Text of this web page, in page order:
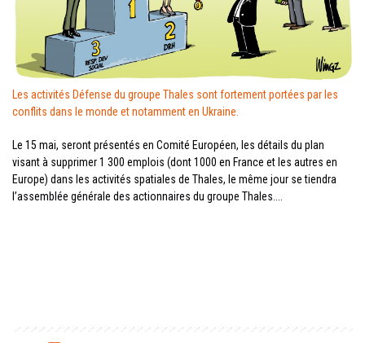
Les activités Défense du groupe Thales sont fortement portées par les
conflits dans le monde et notamment en Ukraine.
Le 15 mai, seront présentés en Comité Européen, les détails du plan
visant à supprimer 1 300 emplois (dont 1000 en France et les autres en
Europe) dans les activités spatiales de Thales, le même jour se tiendra
l’assemblée générale des actionnaires du groupe Thales....